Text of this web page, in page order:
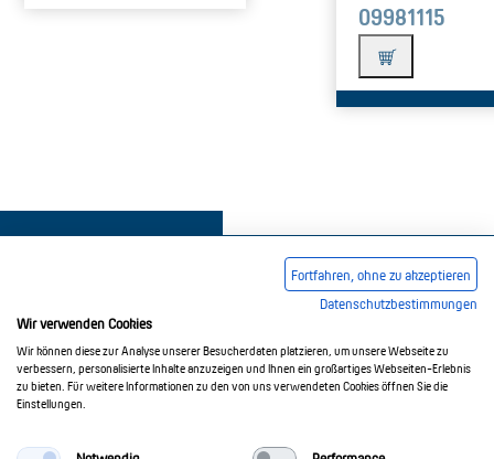
09981115
Impressum AGB Datenschutzerklärung
Fortfahren, ohne zu akzeptieren
Datenschutzbestimmungen
Wir verwenden Cookies
Wir können diese zur Analyse unserer Besucherdaten platzieren, um unsere Webseite zu
verbessern, personalisierte Inhalte anzuzeigen und Ihnen ein großartiges Webseiten-Erlebnis
zu bieten. Für weitere Informationen zu den von uns verwendeten Cookies öffnen Sie die
Einstellungen.